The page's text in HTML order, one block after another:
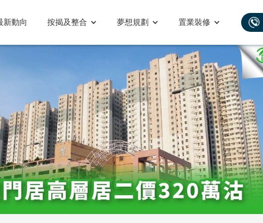
新動向 按揭及整合 夢想規劃 置業裝修